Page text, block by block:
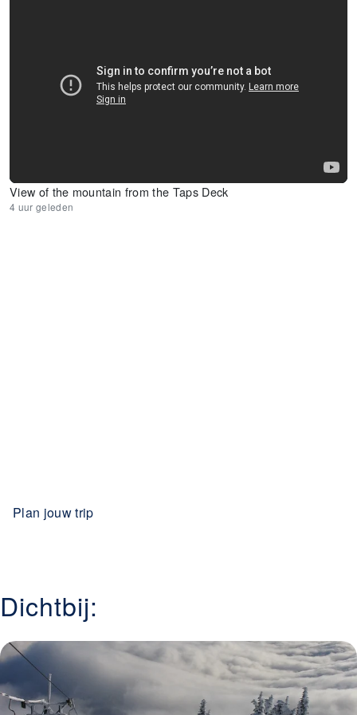
View of the mountain from the Taps Deck
4 uur geleden
Plan jouw trip
Dichtbij: